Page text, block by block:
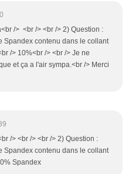
/> <br /> <br /> 2) Question :
Spandex contenu dans le collant
/> 10%<br /> <br /> Je ne
et ça a l'air sympa.<br /> Merci
/> <br /> <br /> 2) Question :
Spandex contenu dans le collant
Spandex